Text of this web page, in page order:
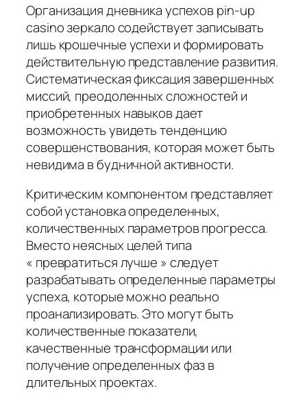
Организация дневника успехов pin-up
casino зеркало содействует записывать
лишь крошечные успехи и формировать
действительную представление развития.
Систематическая фиксация завершенных
миссий, преодоленных сложностей и
приобретенных навыков дает
возможность увидеть тенденцию
совершенствования, которая может быть
невидима в будничной активности.
Критическим компонентом представляет
собой установка определенных,
количественных параметров прогресса.
Вместо неясных целей типа
« превратиться лучше » следует
разрабатывать определенные параметры
успеха, которые можно реально
проанализировать. Это могут быть
количественные показатели,
качественные трансформации или
получение определенных фаз в
длительных проектах.